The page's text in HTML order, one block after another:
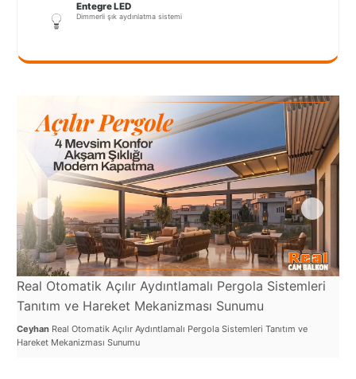
Entegre LED
Dimmerli şık aydınlatma sistemi
Real Otomatik Açılır Aydıntlamalı Pergola Sistemleri
Tanıtım ve Hareket Mekanizması Sunumu
Ceyhan Real Otomatik Açılır Aydıntlamalı Pergola Sistemleri Tanıtım ve
Hareket Mekanizması Sunumu
Coquitlam
Rize
Sarajevo
Sivas
switzerland
Tilburg
Van
Yalova
VAZGEÇ